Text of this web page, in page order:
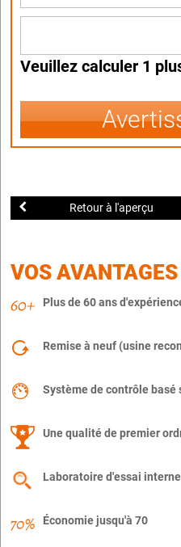
Veuillez calculer 1
Retour à l'aperçu
VOS AVANTAGES
Plus de 60 ans
Remise à neuf (usine
Système de contrôle basé
Une qualité de premier
Laboratoire d'essai interne
Économie jusqu'à 70